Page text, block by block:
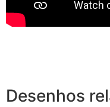
Desenhos